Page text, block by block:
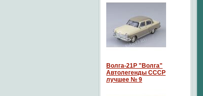
Волга-21P "Волга"
Автолегенды СССР
лучшее № 9